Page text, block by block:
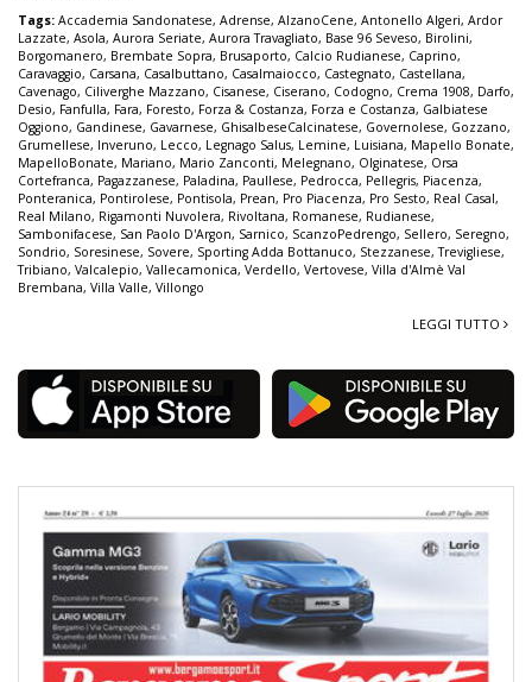
Tags: Accademia Sandonatese, Adrense, AlzanoCene, Antonello Algeri, Ardor
Lazzate, Asola, Aurora Seriate, Aurora Travagliato, Base 96 Seveso, Birolini,
Borgomanero, Brembate Sopra, Brusaporto, Calcio Rudianese, Caprino,
Caravaggio, Carsana, Casalbuttano, Casalmaiocco, Castegnato, Castellana,
Cavenago, Ciliverghe Mazzano, Cisanese, Ciserano, Codogno, Crema 1908, Darfo,
Desio, Fanfulla, Fara, Foresto, Forza & Costanza, Forza e Costanza, Galbiatese
Oggiono, Gandinese, Gavarnese, GhisalbeseCalcinatese, Governolese, Gozzano,
Grumellese, Inveruno, Lecco, Legnago Salus, Lemine, Luisiana, Mapello Bonate,
MapelloBonate, Mariano, Mario Zanconti, Melegnano, Olginatese, Orsa
Cortefranca, Pagazzanese, Paladina, Paullese, Pedrocca, Pellegris, Piacenza,
Ponteranica, Pontirolese, Pontisola, Prean, Pro Piacenza, Pro Sesto, Real Casal,
Real Milano, Rigamonti Nuvolera, Rivoltana, Romanese, Rudianese,
Sambonifacese, San Paolo D'Argon, Sarnico, ScanzoPedrengo, Sellero, Seregno,
Sondrio, Soresinese, Sovere, Sporting Adda Bottanuco, Stezzanese,Trevigliese,
Tribiano, Valcalepio, Vallecamonica, Verdello, Vertovese, Villa d'Almè Val
Brembana, Villa Valle, Villongo
LEGGI TUTTO